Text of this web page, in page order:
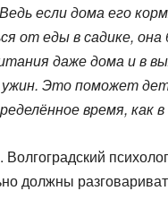
если дома его
от еды в садике, она
даже дома и в
Это поможет
время, как
Волгоградский
должны